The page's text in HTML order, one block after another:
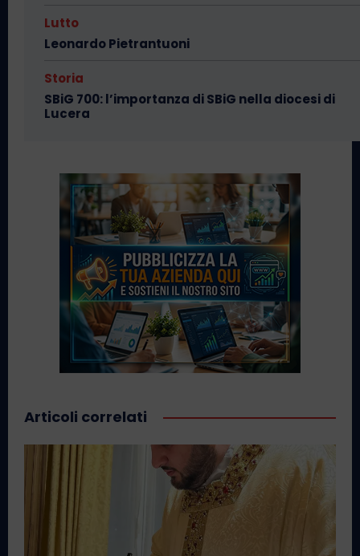
Lutto
Leonardo Pietrantuoni
Storia
SBiG 700: l’importanza di SBiG nella diocesi di
Lucera
Articoli correlati